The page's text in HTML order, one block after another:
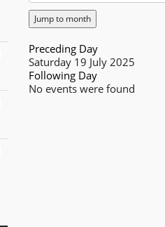
Jump to month
Preceding Day
Saturday 19 July 2025
Following Day
No events were found